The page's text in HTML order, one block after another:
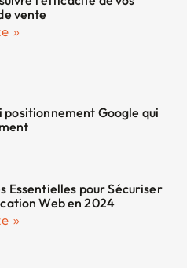
vente
»
positionnement Google qui
Essentielles pour Sécuriser
Web en 2024
»